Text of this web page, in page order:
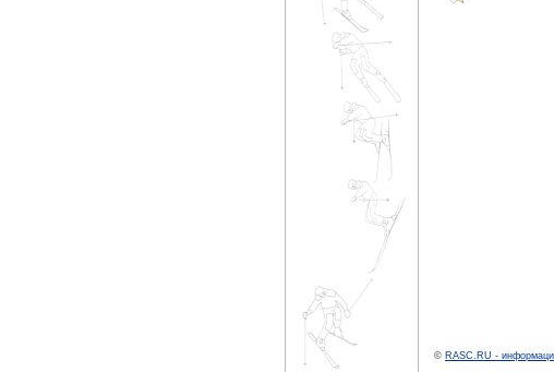
© RASC.RU -